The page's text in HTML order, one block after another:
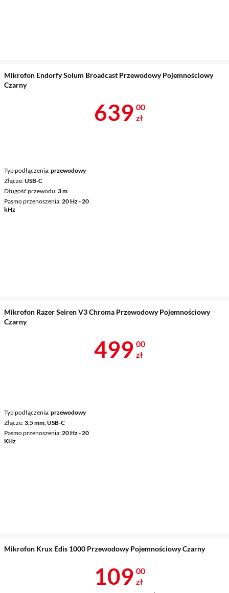
Mikrofon Endorfy Solum Broadcast Przewodowy Pojemnościowy
Czarny
Typ podłączenia przewodowy
Złącze USB-C
Długość przewodu 3 m
Pasmo przenoszenia 20 Hz - 20
kHz
Cena 639 zł
639 00
zł
Mikrofon Razer Seiren V3 Chroma Przewodowy Pojemnościowy
Czarny
Typ podłączenia przewodowy
Złącze 3,5 mm, USB-C
Pasmo przenoszenia 20 Hz - 20
KHz
Cena 499 zł
499 00
zł
Mikrofon Krux Edis 1000 Przewodowy Pojemnościowy Czarny
Cena 109 zł
109 00
zł